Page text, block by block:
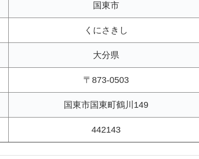
国東市
くにさきし
大分県
〒873-0503
国東市国東町鶴川149
442143